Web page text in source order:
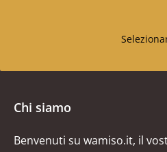
Chi siamo
Benvenuti su wamiso.it, il